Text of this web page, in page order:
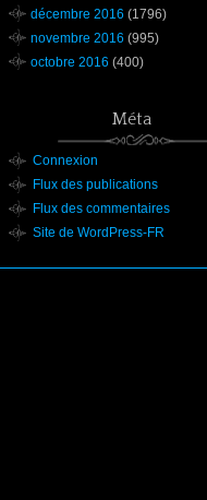
décembre 2016 (1796)
novembre 2016 (995)
octobre 2016 (400)
Méta
Connexion
Flux des publications
Flux des commentaires
Site de WordPress-FR